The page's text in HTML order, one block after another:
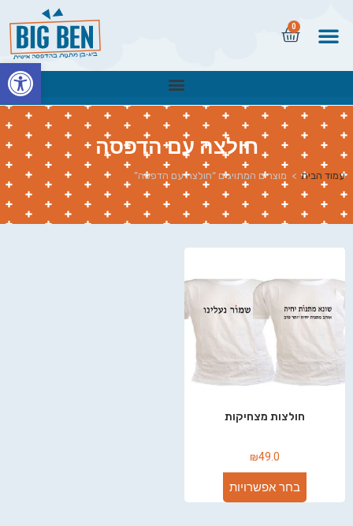
0
חולצה עם הדפסה
עמוד הבית > מוצרים המתויגים “חולצה עם הדפסה”
חולצות מצחיקות
₪49.0
בחר אפשרויות